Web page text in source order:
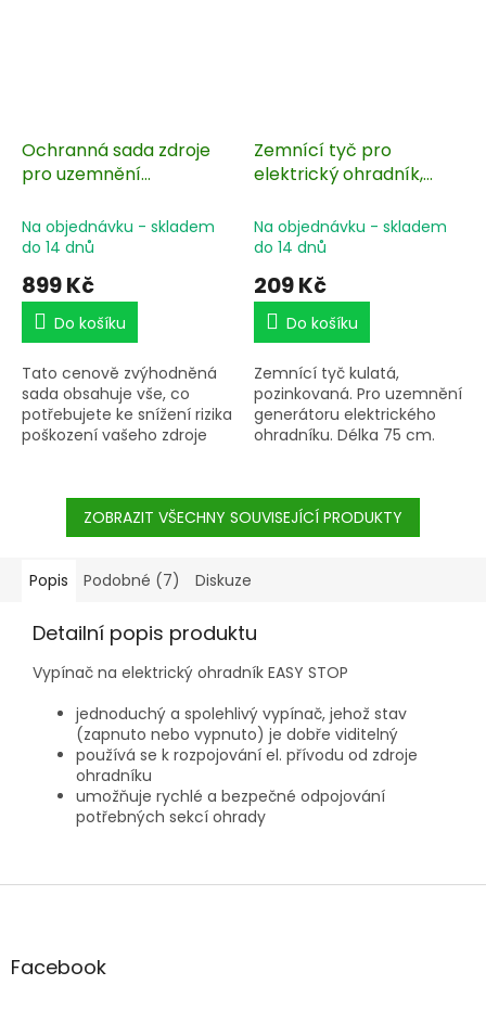
Ochranná sada zdroje
pro uzemnění
s bleskojistkou a
přepínačem
Na objednávku - skladem
do 14 dnů
899 Kč
Do košíku
Tato cenově zvýhodněná
sada obsahuje vše, co
potřebujete ke snížení rizika
poškození vašeho zdroje
Zemnící tyč pro
elektrický ohradník,
Na objednávku - skladem
do 14 dnů
209 Kč
Do košíku
Zemnící tyč kulatá,
pozinkovaná. Pro uzemnění
generátoru elektrického
ohradníku. Délka 75 cm.
ZOBRAZIT VŠECHNY SOUVISEJÍCÍ PRODUKTY
Popis Podobné (7) Diskuze
Detailní popis produktu
Vypínač na elektrický ohradník EASY STOP
jednoduchý a spolehlivý vypínač, jehož stav
(zapnuto nebo vypnuto) je dobře viditelný
používá se k rozpojování el. přívodu od zdroje
ohradníku
umožňuje rychlé a bezpečné odpojování
potřebných sekcí ohrady
Z
aFacebook